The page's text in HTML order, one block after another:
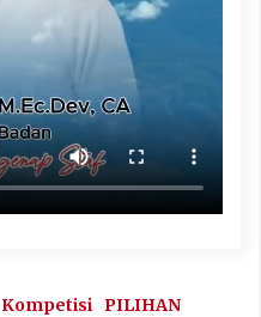
Kompetisi PILIHAN